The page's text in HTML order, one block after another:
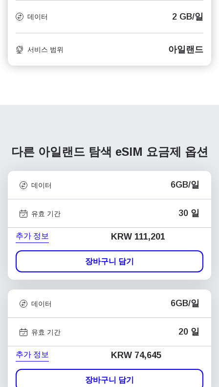
데이터 2 GB/일
서비스 범위 아일랜드
다른 아일랜드 탐색 eSIM 요금제 옵션
데이터 6GB/일
유효 기간 30 일
추가 정보 KRW 111,201
장바구니 담기
데이터 6GB/일
유효 기간 20 일
추가 정보 KRW 74,645
장바구니 담기